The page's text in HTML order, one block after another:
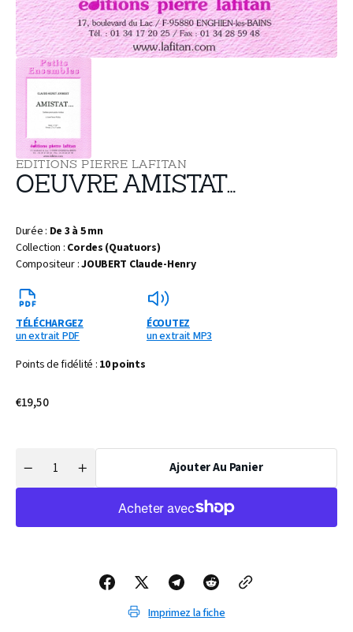
EDITIONS PIERRE LAFITAN
OEUVRE AMISTAT…
Durée : De 3 à 5 mn
Collection : Cordes (Quatuors)
Compositeur :JOUBERT Claude-Henry
TÉLÉCHARGEZ
un extrait PDF
ÉCOUTEZ
un extrait MP3
Points de fidélité : 10 points
Prix
€19,50
Réduire
Quantité
Augmenter
Ajouter Au Panier
Imprimez la fiche